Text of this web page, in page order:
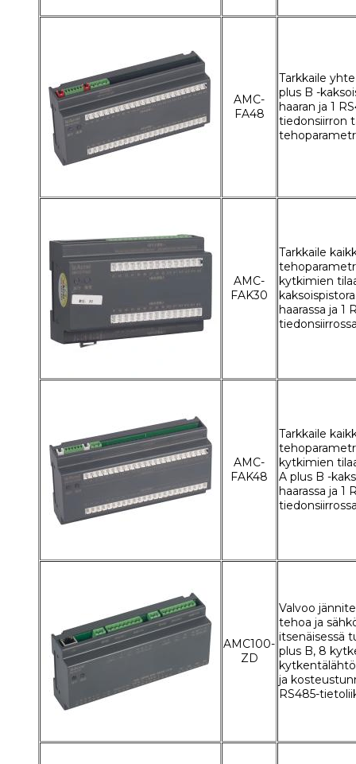
AMC-
FA48
Tarkkaile
plus B -
haaran ja 1
tiedonsiirron
AMC-
FAK30
Tarkkaile
kytkimien
haarassa ja 1
AMC-
FAK48
Tarkkaile
kytkimien
A plus B -
haarassa ja 1
AMC100-
ZD
Valvoo
tehoa ja
itsenäisessä
plus B, 8
ja
RS485-